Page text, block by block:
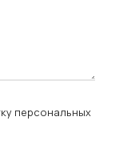
персональных